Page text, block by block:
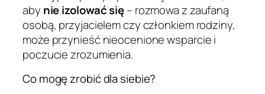
aby nie izolować się– rozmowa z zaufaną
osobą, przyjacielem czy członkiem rodziny,
może przynieść nieocenione wsparcie i
poczucie zrozumienia.
Co mogę zrobić dla siebie?